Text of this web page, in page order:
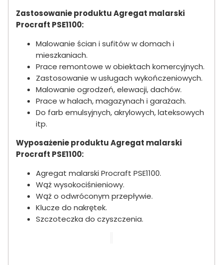
Zastosowanie produktu Agregat malarski
Procraft PSE1100:
Malowanie ścian i sufitów w domach i
mieszkaniach.
Prace remontowe w obiektach komercyjnych.
Zastosowanie w usługach wykończeniowych.
Malowanie ogrodzeń, elewacji, dachów.
Prace w halach, magazynach i garażach.
Do farb emulsyjnych, akrylowych, lateksowych
itp.
Wyposażenie produktu Agregat malarski
Procraft PSE1100:
Agregat malarski Procraft PSE1100.
Wąż wysokociśnieniowy.
Wąż o odwróconym przepływie.
Klucze do nakrętek.
Szczoteczka do czyszczenia.